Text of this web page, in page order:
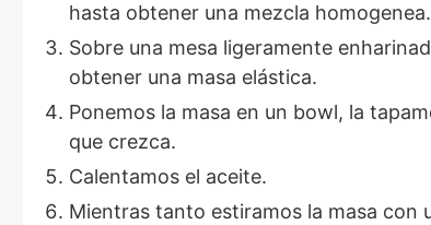
hasta obtener una mezcla homogenea.
Sobre una mesa ligeramente enharinada, amasamos la masa energicamente por aproximadamente 3 minutos o hasta
obtener una masa elástica.
Ponemos la masa en un bowl, la tapamos con un paño y la dejamos fermentar en un lugar cálido por 30 minutos o hasta
que crezca.
Calentamos el aceite.
Mientras tanto estiramos la masa con un uslero (palo de amasar) sobre la mesa ligeramente enharinada, hasta que la masa